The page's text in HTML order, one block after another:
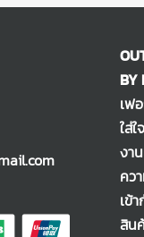
BY
เฟ
ใส่
งา
คว
เข้
สิน